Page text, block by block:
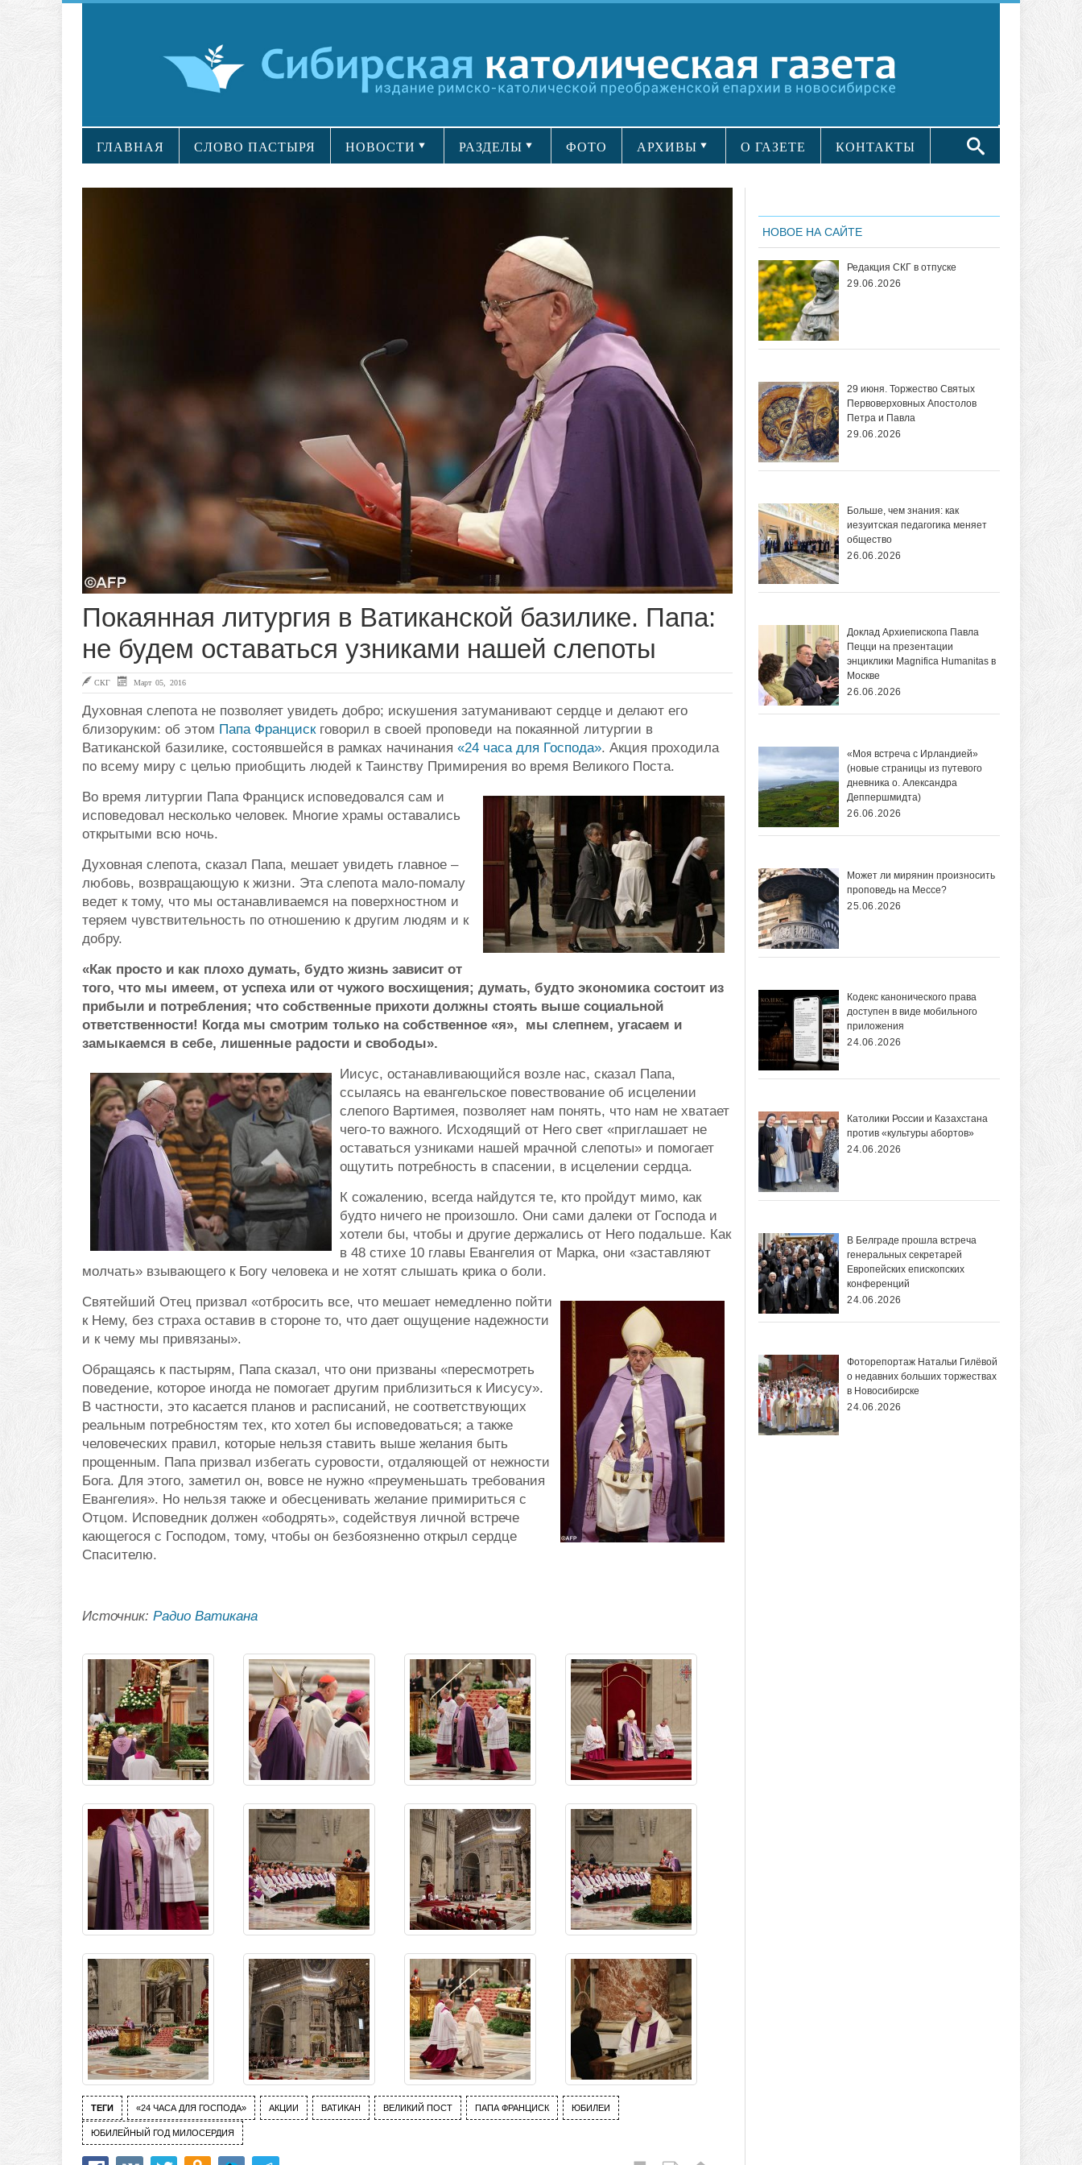
ГЛАВНАЯ СЛОВО ПАСТЫРЯ НОВОСТИ РАЗДЕЛЫ ФОТО АРХИВЫ О ГАЗЕТЕ КОНТАКТЫ
Покаянная литургия в Ватиканской базилике. Папа:
не будем оставаться узниками нашей слепоты
СКГ Март 05, 2016
Духовная слепота не позволяет увидеть добро; искушения затуманивают сердце и делают его
близоруким: об этом Папа Францискговорил в своей проповеди на покаянной литургии в
Ватиканской базилике, состоявшейся в рамках начинания «24 часа для Господа». Акция проходила
по всему миру с целью приобщить людей к Таинству Примирения во время Великого Поста.
Во время литургии Папа Франциск исповедовался сам и
исповедовал несколько человек. Многие храмы оставались
открытыми всю ночь.
Духовная слепота, сказал Папа, мешает увидеть главное –
любовь, возвращающую к жизни. Эта слепота мало-помалу
ведет к тому, что мы останавливаемся на поверхностном и
теряем чувствительность по отношению к другим людям и к
добру.
«Как просто и как плохо думать, будто жизнь зависит от
того, что мы имеем, от успеха или от чужого восхищения; думать, будто экономика состоит из
прибыли и потребления; что собственные прихоти должны стоять выше социальной
ответственности! Когда мы смотрим только на собственное «я», мы слепнем, угасаем и
замыкаемся в себе, лишенные радости и свободы».
Иисус, останавливающийся возле нас, сказал Папа,
ссылаясь на евангельское повествование об исцелении
слепого Вартимея, позволяет нам понять, что нам не хватает
чего-то важного. Исходящий от Него свет «приглашает не
оставаться узниками нашей мрачной слепоты» и помогает
ощутить потребность в спасении, в исцелении сердца.
К сожалению, всегда найдутся те, кто пройдут мимо, как
будто ничего не произошло. Они сами далеки от Господа и
хотели бы, чтобы и другие держались от Него подальше. Как
в 48 стихе 10 главы Евангелия от Марка, они «заставляют
молчать» взывающего к Богу человека и не хотят слышать крика о боли.
Святейший Отец призвал «отбросить все, что мешает немедленно пойти
к Нему, без страха оставив в стороне то, что дает ощущение надежности
и к чему мы привязаны».
Обращаясь к пастырям, Папа сказал, что они призваны «пересмотреть
поведение, которое иногда не помогает другим приблизиться к Иисусу».
В частности, это касается планов и расписаний, не соответствующих
реальным потребностям тех, кто хотел бы исповедоваться; а также
человеческих правил, которые нельзя ставить выше желания быть
прощенным. Папа призвал избегать суровости, отдаляющей от нежности
Бога. Для этого, заметил он, вовсе не нужно «преуменьшать требования
Евангелия». Но нельзя также и обесценивать желание примириться с
Отцом. Исповедник должен «ободрять», содействуя личной встрече
кающегося с Господом, тому, чтобы он безбоязненно открыл сердце
Спасителю.
Источник: Радио Ватикана
ТЕГИ «24 ЧАСА ДЛЯ ГОСПОДА» АКЦИИ ВАТИКАН ВЕЛИКИЙ ПОСТ ПАПА ФРАНЦИСК ЮБИЛЕИ
ЮБИЛЕЙНЫЙ ГОД МИЛОСЕРДИЯ
НОВОЕ НА САЙТЕ
Редакция СКГ в отпуске
29.06.2026
29 июня. Торжество Святых
Первоверховных Апостолов
Петра и Павла
29.06.2026
Больше, чем знания: как
иезуитская педагогика меняет
общество
26.06.2026
Доклад Архиепископа Павла
Пецци на презентации
энциклики Magnifica Нumanitas в
Москве
26.06.2026
«Моя встреча с Ирландией»
(новые страницы из путевого
дневника о. Александра
Деппершмидта)
26.06.2026
Может ли мирянин произносить
проповедь на Мессе?
25.06.2026
Кодекс канонического права
доступен в виде мобильного
приложения
24.06.2026
Католики России и Казахстана
против «культуры абортов»
24.06.2026
В Белграде прошла встреча
генеральных секретарей
Европейских епископских
конференций
24.06.2026
Фоторепортаж Натальи Гилёвой
о недавних больших торжествах
в Новосибирске
24.06.2026